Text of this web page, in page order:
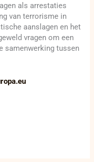
als arrestaties
van terrorisme in
aanslagen en het
vragen om een
samenwerking tussen